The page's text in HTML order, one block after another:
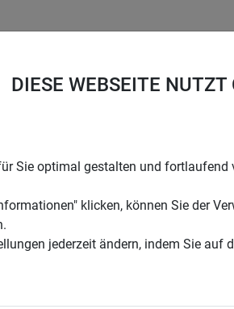
XL
DIESE WEBSEITE NUTZT
Sie optimal gestalten und fortlaufend
klicken, können Sie der
jederzeit ändern, indem Sie auf